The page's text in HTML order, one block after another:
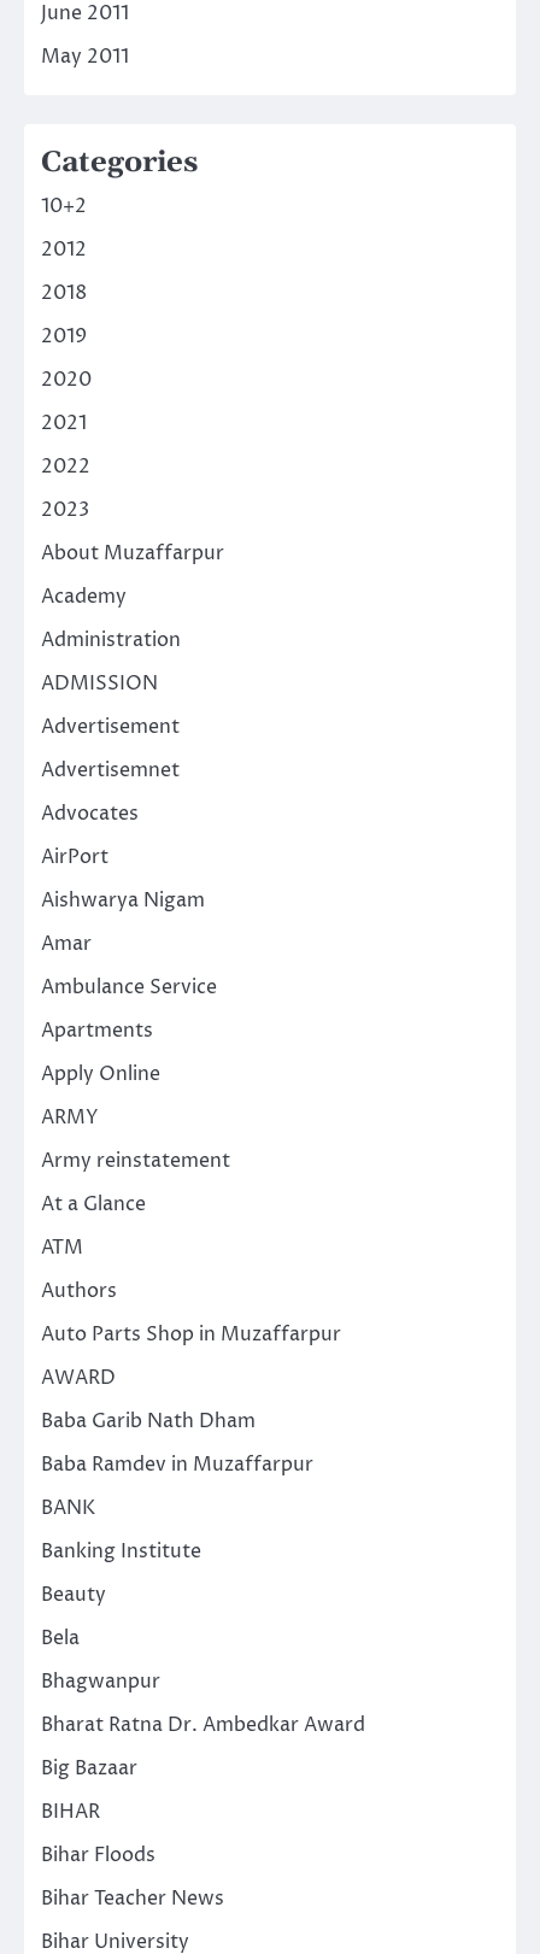
June 2011
May 2011
Categories
10+2
2012
2018
2019
2020
2021
2022
2023
About Muzaffarpur
Academy
Administration
ADMISSION
Advertisement
Advertisemnet
Advocates
AirPort
Aishwarya Nigam
Amar
Ambulance Service
Apartments
Apply Online
ARMY
Army reinstatement
At a Glance
ATM
Authors
Auto Parts Shop in Muzaffarpur
AWARD
Baba Garib Nath Dham
Baba Ramdev in Muzaffarpur
BANK
Banking Institute
Beauty
Bela
Bhagwanpur
Bharat Ratna Dr. Ambedkar Award
Big Bazaar
BIHAR
Bihar Floods
Bihar Teacher News
Bihar University